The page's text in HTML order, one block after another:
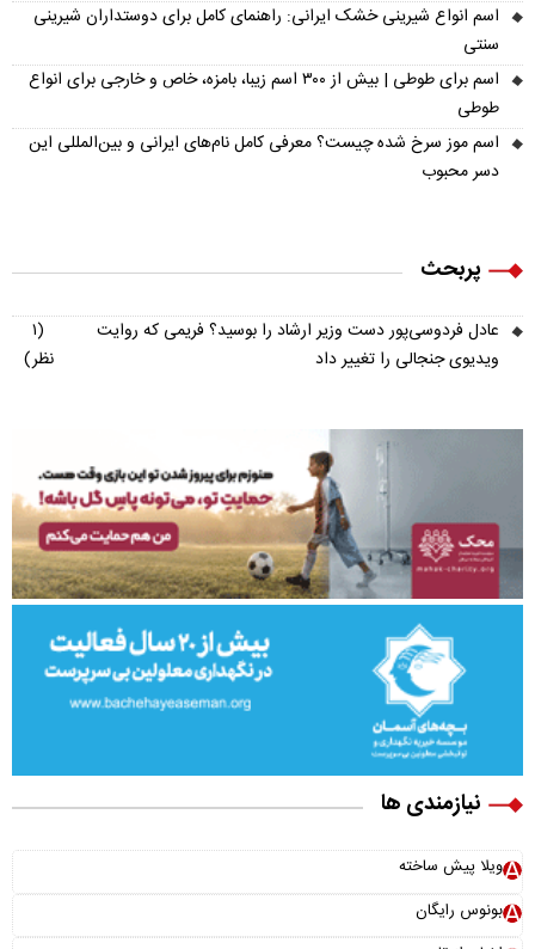
اسم انواع شیرینی خشک ایرانی: راهنمای کامل برای دوستداران شیرینی
سنتی
اسم برای طوطی | بیش از ۳۰۰ اسم زیبا، بامزه، خاص و خارجی برای انواع
طوطی
اسم موز سرخ شده چیست؟ معرفی کامل نام‌های ایرانی و بین‌المللی این
دسر محبوب
پربحث
عادل فردوسی‌پور دست وزیر ارشاد را بوسید؟ فریمی که روایت
ویدیوی جنجالی را تغییر داد
(۱
نظر)
نیازمندی ها
ویلا پیش ساخته
بونوس رایگان